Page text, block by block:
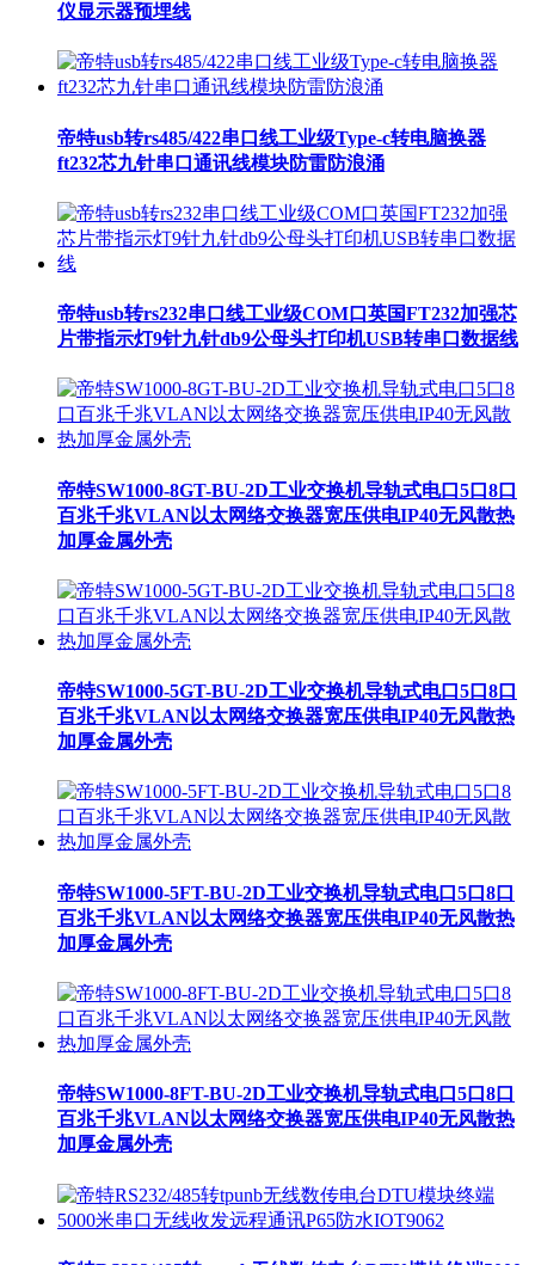
仪显示器预埋线
帝特usb转rs485/422串口线工业级Type-c转电脑换器
ft232芯九针串口通讯线模块防雷防浪涌
帝特usb转rs232串口线工业级COM口英国FT232加强芯
片带指示灯9针九针db9公母头打印机USB转串口数据线
帝特SW1000-8GT-BU-2D工业交换机导轨式电口5口8口
百兆千兆VLAN以太网络交换器宽压供电IP40无风散热
加厚金属外壳
帝特SW1000-5GT-BU-2D工业交换机导轨式电口5口8口
百兆千兆VLAN以太网络交换器宽压供电IP40无风散热
加厚金属外壳
帝特SW1000-5FT-BU-2D工业交换机导轨式电口5口8口
百兆千兆VLAN以太网络交换器宽压供电IP40无风散热
加厚金属外壳
帝特SW1000-8FT-BU-2D工业交换机导轨式电口5口8口
百兆千兆VLAN以太网络交换器宽压供电IP40无风散热
加厚金属外壳